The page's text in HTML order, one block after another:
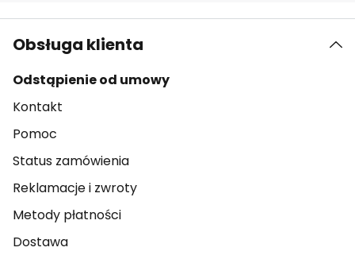
Obsługa klienta
Odstąpienie od umowy
Kontakt
Pomoc
Status zamówienia
Reklamacje i zwroty
Metody płatności
Dostawa